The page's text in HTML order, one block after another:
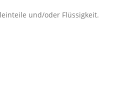
und/oder Flüssigkeit.